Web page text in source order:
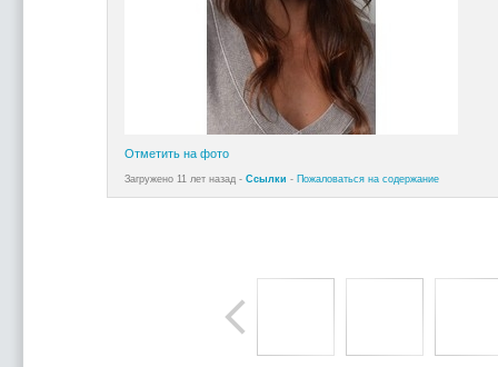
Отметить на фото
Загружено 11 лет назад - Ссылки - Пожаловаться на содержание